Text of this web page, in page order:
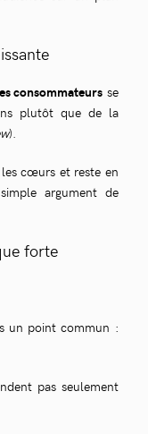
consommateurs se
plutôt que de la
).
cœurs et reste en
argument de
forte
un point commun :
pas seulement